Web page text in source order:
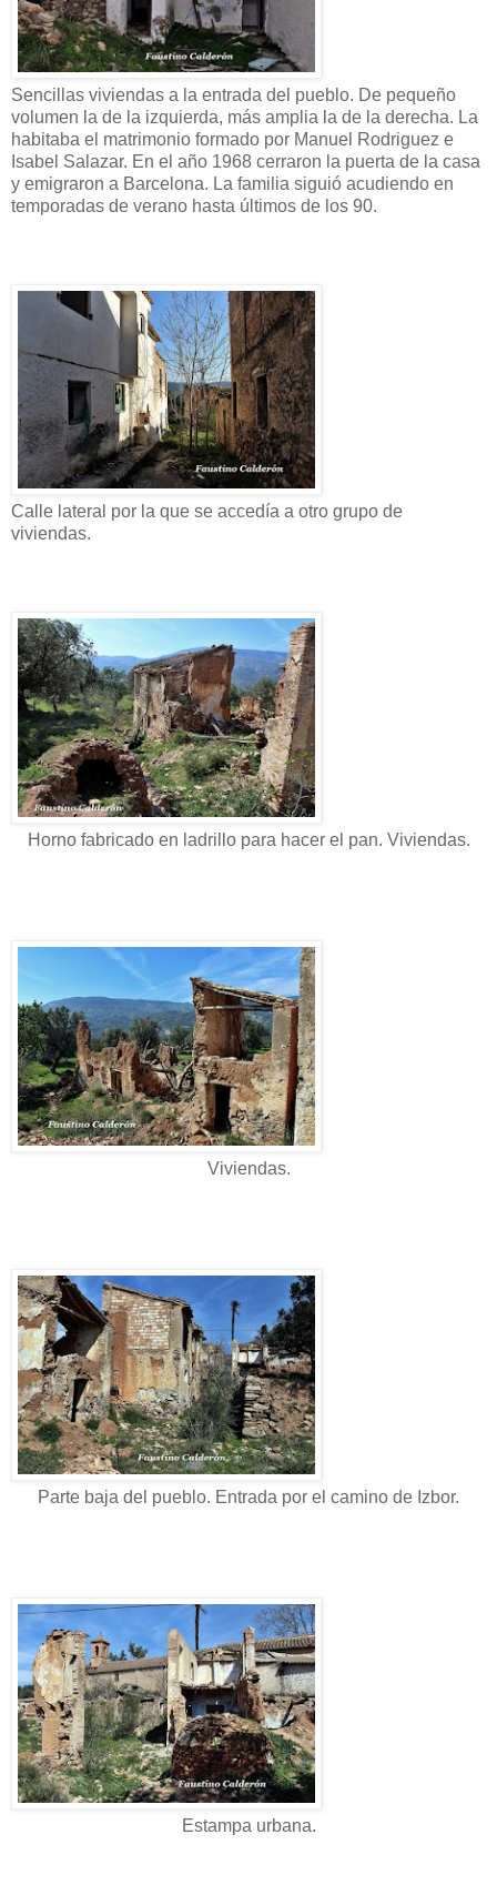
Sencillas viviendas a la entrada del pueblo. De pequeño
volumen la de la izquierda, más amplia la de la derecha. La
habitaba el matrimonio formado por Manuel Rodriguez e
Isabel Salazar. En el año 1968 cerraron la puerta de la casa
y emigraron a Barcelona. La familia siguió acudiendo en
temporadas de verano hasta últimos de los 90.
Calle lateral por la que se accedía a otro grupo de
viviendas.
Horno fabricado en ladrillo para hacer el pan. Viviendas.
Viviendas.
Parte baja del pueblo. Entrada por el camino de Izbor.
Estampa urbana.